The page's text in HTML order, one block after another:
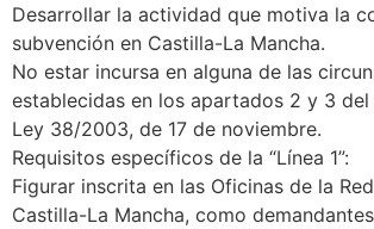
Desarrollar la actividad que motiva la
subvención en Castilla-La Mancha.
No estar incursa en alguna de las
establecidas en los apartados 2 y 3
Ley 38/2003, de 17 de noviembre.
Requisitos específicos de la “Línea 1”:
Figurar inscrita en las Oficinas de la
Castilla-La Mancha, como